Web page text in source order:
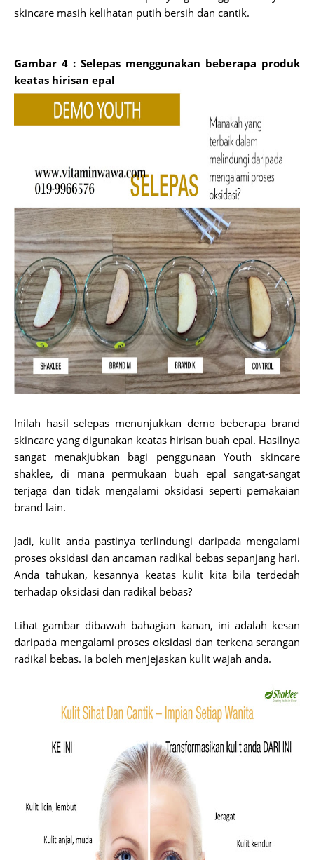
skincare masih kelihatan putih bersih dan cantik.
Gambar 4 : Selepas menggunakan beberapa produk
keatas hirisan epal
Inilah hasil selepas menunjukkan demo beberapa brand
skincare yang digunakan keatas hirisan buah epal. Hasilnya
sangat menakjubkan bagi penggunaan Youth skincare
shaklee, di mana permukaan buah epal sangat-sangat
terjaga dan tidak mengalami oksidasi seperti pemakaian
brand lain.
Jadi, kulit anda pastinya terlindungi daripada mengalami
proses oksidasi dan ancaman radikal bebas sepanjang hari.
Anda tahukan, kesannya keatas kulit kita bila terdedah
terhadap oksidasi dan radikal bebas?
Lihat gambar dibawah bahagian kanan, ini adalah kesan
daripada mengalami proses oksidasi dan terkena serangan
radikal bebas. Ia boleh menjejaskan kulit wajah anda.